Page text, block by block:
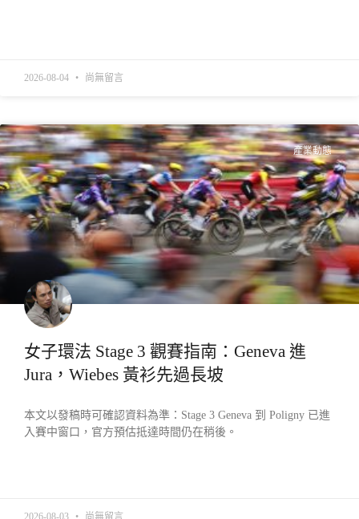
2026-08-04 尚無留言
產業動態
女子環法 Stage 3 觀賽指南：Geneva 進
Jura，Wiebes 黃衫先過長坡
本文以發稿時可確認資料為準：Stage 3 Geneva 到 Poligny 已進
入賽中窗口，官方預估抵達時間仍在稍後。
2026-08-03 尚無留言